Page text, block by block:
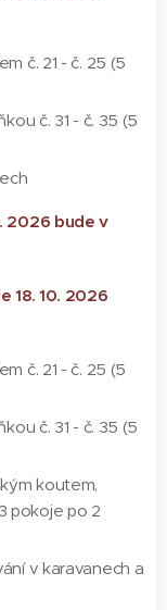
č. 21 - č. 25 (5
č. 31 - č. 35 (5
2026 bude v
18. 10. 2026
č. 21 - č. 25 (5
č. 31 - č. 35 (5
koutem,
pokoje po 2
v karavanech a